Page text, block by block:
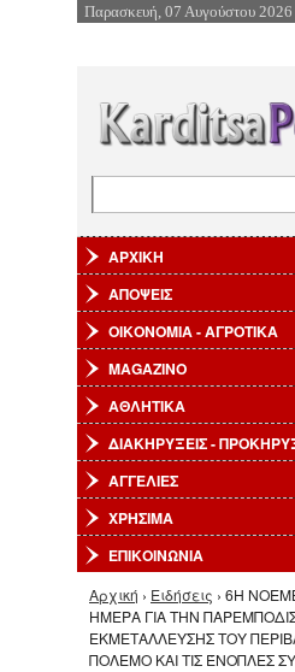
Επιστροφή στην
Παρασκευή, 07 Αυγούστου 2026
ΑΡΧΙΚΗ
ΑΠΟΨΕΙΣ
ΟΙΚΟΝΟΜΙΑ - ΑΓΡΟΤΙΚΑ
MAGAZINO
ΑΘΛΗΤΙΚΑ
ΔΙΑΚΗΡΥΞΕΙΣ -
ΑΓΓΕΛΙΕΣ
ΧΡΗΣΙΜΑ
ΕΠΙΚΟΙΝΩΝΙΑ
Είστε εδώ
Αρχική › Ειδήσεις › 6Η
ΗΜΕΡΑ ΓΙΑ ΤΗΝ
ΕΚΜΕΤΑΛΛΕΥΣΗΣ ΤΟΥ
ΠΟΛΕΜΟ ΚΑΙ ΤΙΣ ΈΝΟΠΛΕΣ